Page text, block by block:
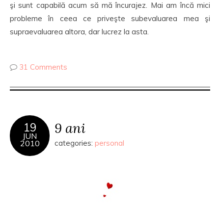
şi sunt capabilă acum să mă încurajez. Mai am încă mici
probleme în ceea ce priveşte subevaluarea mea şi
supraevaluarea altora, dar lucrez la asta.
31 Comments
19
JUN
2010
9 ani
categories: personal